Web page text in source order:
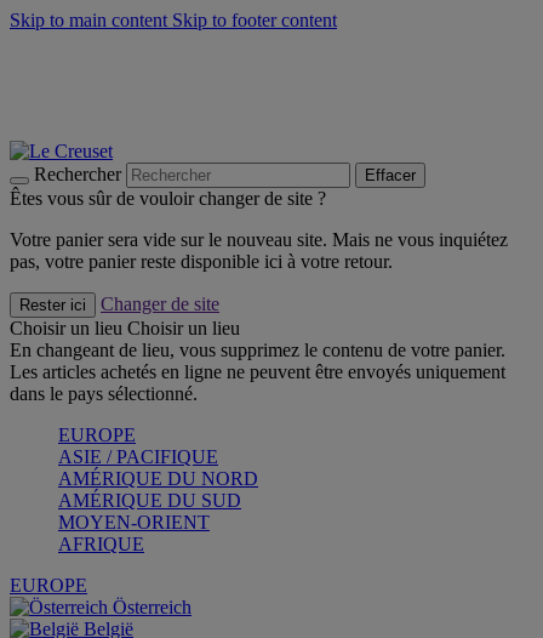
Skip to main content Skip to footer content
Rechercher Effacer
Êtes vous sûr de vouloir changer de site ?
Votre panier sera vide sur le nouveau site. Mais ne vous inquiétez
pas, votre panier reste disponible ici à votre retour.
Rester ici
Changer de site
Choisir un lieu Choisir un lieu
En changeant de lieu, vous supprimez le contenu de votre panier.
Les articles achetés en ligne ne peuvent être envoyés uniquement
dans le pays sélectionné.
EUROPE
ASIE / PACIFIQUE
AMÉRIQUE DU NORD
AMÉRIQUE DU SUD
MOYEN-ORIENT
AFRIQUE
EUROPE
Österreich
België